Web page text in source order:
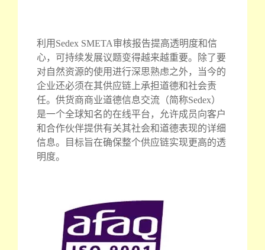
利用Sedex SMETA审核报告提高透明度和信
心，可持续发展议题变得越来越重要。除了要
对自然资源的使用进行深思熟虑之外，当今的
企业还必须在其供应链上承担道德和社会责
任。供货商商业道德信息交流（简称Sedex）
是一个全球知名的在线平台，允许成员向客户
和合作伙伴提供有关其社会和道德表现的详细
信息。目标旨在确保整个供应链实现更高的透
明度。